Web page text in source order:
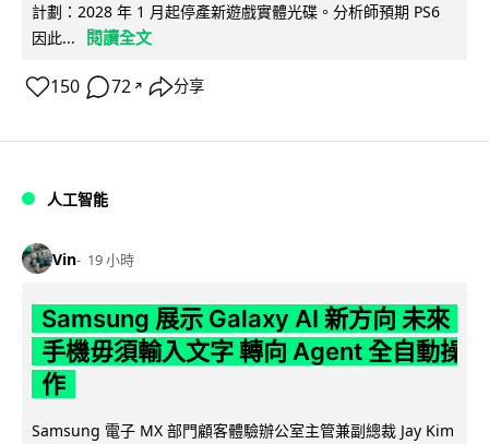
計劃：2028 年 1 月起停產新遊戲實體光碟。分析師預期 PS6
因此...
閱讀全文
150 72 ↗ 分享
人工智能
Vin 19 小時
Samsung 展示 Galaxy AI 新方向 未來
手機毋須輸入文字 轉向 Agent 全自動操
作
Samsung 電子 MX 部門顧客體驗辦公室主管兼副總裁 Jay Kim